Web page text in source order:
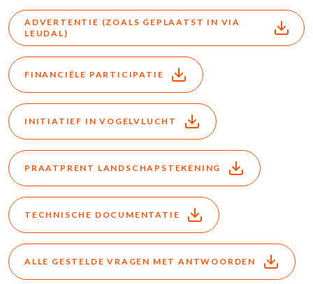
ADVERTENTIE (ZOALS GEPLAATST IN VIA
LEUDAL)
FINANCIËLE PARTICIPATIE
INITIATIEF IN VOGELVLUCHT
PRAATPRENT LANDSCHAPSTEKENING
TECHNISCHE DOCUMENTATIE
ALLE GESTELDE VRAGEN MET ANTWOORDEN